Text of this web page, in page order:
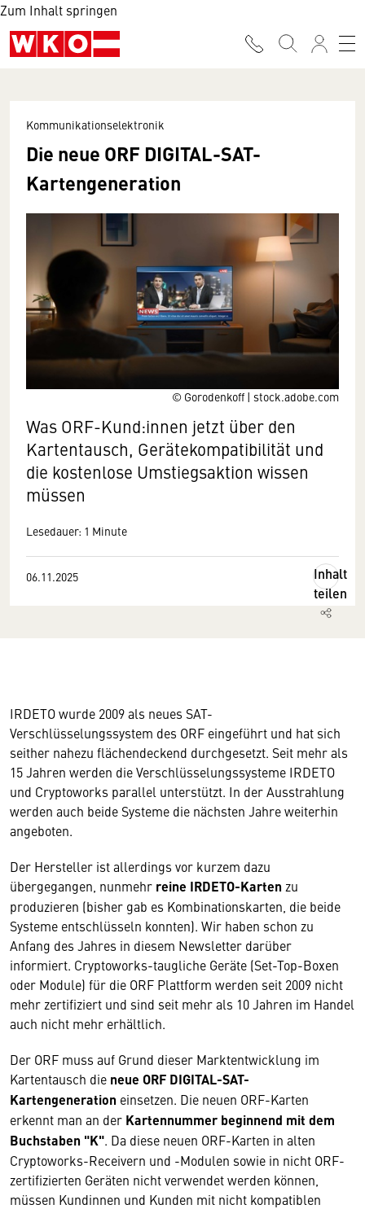
Zum Inhalt springen
© Gorodenkoff | stock.adobe.com
Kommunikationselektronik
Die neue ORF DIGITAL-SAT-
Kartengeneration
Was ORF-Kund:innen jetzt über den
Kartentausch, Gerätekompatibilität und
die kostenlose Umstiegsaktion wissen
müssen
Lesedauer: 1 Minute
06.11.2025
Inhalt
teilen
IRDETO wurde 2009 als neues SAT-
Verschlüsselungssystem des ORF eingeführt und hat sich
seither nahezu flächendeckend durchgesetzt. Seit mehr als
15 Jahren werden die Verschlüsselungssysteme IRDETO
und Cryptoworks parallel unterstützt. In der Ausstrahlung
werden auch beide Systeme die nächsten Jahre weiterhin
angeboten.
Der Hersteller ist allerdings vor kurzem dazu
übergegangen, nunmehr reine IRDETO-Karten zu
produzieren (bisher gab es Kombinationskarten, die beide
Systeme entschlüsseln konnten). Wir haben schon zu
Anfang des Jahres in diesem Newsletter darüber
informiert. Cryptoworks-taugliche Geräte (Set-Top-Boxen
oder Module) für die ORF Plattform werden seit 2009 nicht
mehr zertifiziert und sind seit mehr als 10 Jahren im Handel
auch nicht mehr erhältlich.
Der ORF muss auf Grund dieser Marktentwicklung im
Kartentausch die neue ORF DIGITAL-SAT-
Kartengeneration einsetzen. Die neuen ORF-Karten
erkennt man an der Kartennummer beginnend mit dem
Buchstaben "K". Da diese neuen ORF-Karten in alten
Cryptoworks-Receivern und -Modulen sowie in nicht ORF-
zertifizierten Geräten nicht verwendet werden können,
müssen Kundinnen und Kunden mit nicht kompatiblen